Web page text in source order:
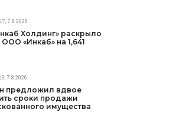
7.8.2026
Холдинг» раскрыло
«Инкаб» на 1,641
7.8.2026
предложил вдвое
сроки продажи
имущества